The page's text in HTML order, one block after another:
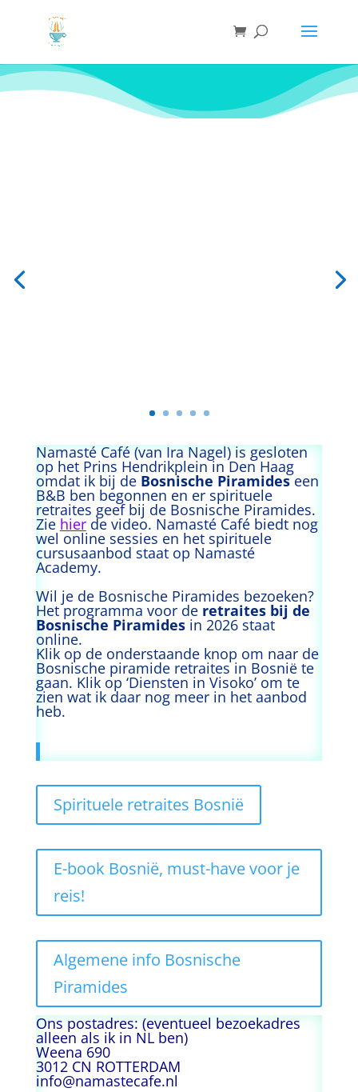
Namasté Café (van Ira Nagel) is gesloten
op het Prins Hendrikplein in Den Haag
omdat ik bij de Bosnische Piramideseen
B&B ben begonnen en er spirituele
retraites geef bij de Bosnische Piramides.
Zie hierde video. Namasté Café biedt nog
wel online sessies en het spirituele
cursusaanbod staat op Namasté
Academy.
Wil je de Bosnische Piramides bezoeken?
Het programma voor de retraites bij de
Bosnische Piramidesin 2026 staat
online.
Klik op de onderstaande knop om naar de
Bosnische piramide retraites in Bosnië te
gaan. Klik op ‘Diensten in Visoko’ om te
zien wat ik daar nog meer in het aanbod
heb.
Spirituele retraites Bosnië
E-book Bosnië, must-have voor je
reis!
Algemene info Bosnische
Piramides
Ons postadres: (eventueel bezoekadres
alleen als ik in NL ben)
Weena 690
3012 CN ROTTERDAM
info@namastecafe.nl